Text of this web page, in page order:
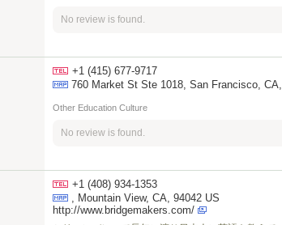
No review is found.
+1 (415) 677-9717
760 Market St Ste 1018, San Francisco,
Other Education Culture
No review is found.
+1 (408) 934-1353
, Mountain View, CA, 94042 US
http://www.bridgemakers.com/